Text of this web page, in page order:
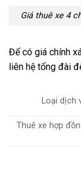
Giá thuê xe 4
Để có giá chính
liên hệ tổng đài
Loại dịch
Thuê xe hợp